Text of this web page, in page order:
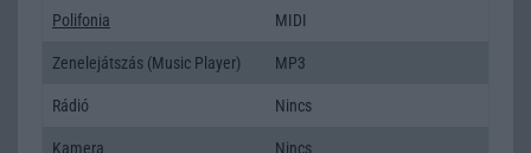
Polifonia MIDI
Zenelejátszás (Music Player) MP3
Rádió Nincs
Kamera Nincs